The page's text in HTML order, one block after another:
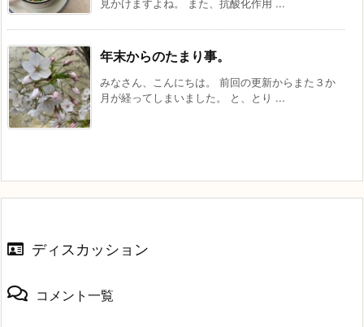
見かけますよね。 また、抗酸化作用 ...
年末からのたまり事。
みなさん、こんにちは。 前回の更新からまた３か
月が経ってしまいました。 と、とり ...
ディスカッション
コメント一覧